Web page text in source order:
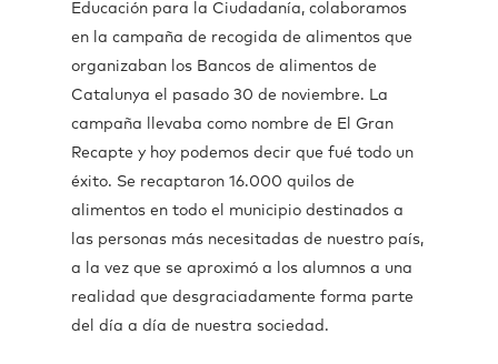
Educación para la Ciudadanía, colaboramos
en la campaña de recogida de alimentos que
organizaban los Bancos de alimentos de
Catalunya el pasado 30 de noviembre. La
campaña llevaba como nombre de El Gran
Recapte y hoy podemos decir que fué todo un
éxito. Se recaptaron 16.000 quilos de
alimentos en todo el municipio destinados a
las personas más necesitadas de nuestro país,
a la vez que se aproximó a los alumnos a una
realidad que desgraciadamente forma parte
del día a día de nuestra sociedad.